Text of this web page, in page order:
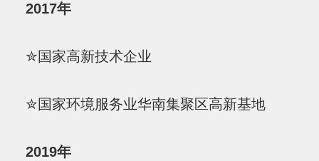
2017年
✮国家高新技术企业
✮国家环境服务业华南集聚区高新基地
2019年